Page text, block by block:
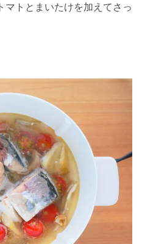
マトとまいたけを加えてさっ